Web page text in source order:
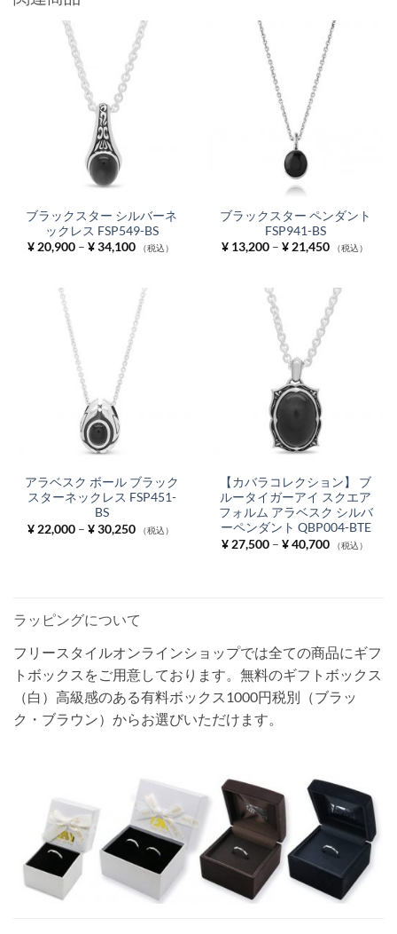
ブラックスター シルバーネ
ックレス FSP549-BS
¥20,900 – ¥34,100価
格
¥ 34,100
（税込）
ブラックスター ペンダント
FSP941-BS
¥13,200 – ¥21,450価
格
–
¥ 21,450
（税込）
アラベスク ボール ブラック
スターネックレス FSP451-
BS
¥22,000 – ¥30,250価
格
（税込）
【カバラコレクション】 ブ
ルータイガーアイ スクエア
フォルム アラベスク シルバ
ーペンダント QBP004-BTE
¥27,500 – ¥40,700価
格
（税込）
ラッピングについて
フリースタイルオンラインショップでは全ての商品にギフ
トボックスをご用意しております。無料のギフトボックス
（白）高級感のある有料ボックス1000円税別（ブラッ
ク・ブラウン）からお選びいただけます。